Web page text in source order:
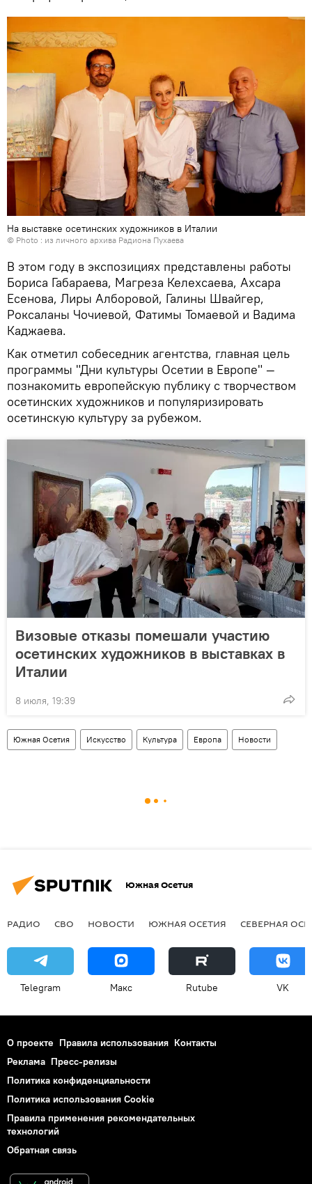
На выставке осетинских художников в Италии
© Photo : из личного архива Радиона Пухаева
В этом году в экспозициях представлены работы
Бориса Габараева, Магреза Келехсаева, Ахсара
Есенова, Лиры Алборовой, Галины Швайгер,
Роксаланы Чочиевой, Фатимы Томаевой и Вадима
Каджаева.
Как отметил собеседник агентства, главная цель
программы "Дни культуры Осетии в Европе" —
познакомить европейскую публику с творчеством
осетинских художников и популяризировать
осетинскую культуру за рубежом.
Визовые отказы помешали участию
осетинских художников в выставках в
Италии
8 июля, 19:39
Южная Осетия Искусство Культура Европа Новости
Южная Осетия
РАДИО СВО НОВОСТИ ЮЖНАЯ ОСЕТИЯ СЕВЕРНАЯ
Telegram Макс Rutube VK
О проекте Правила использования Контакты
Реклама Пресс-релизы
Политика конфиденциальности
Политика использования Cookie
Правила применения рекомендательных
технологий
Обратная связь